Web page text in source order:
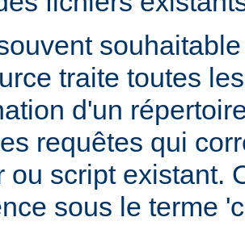
traite toutes
d'un
requêtes qui
ou script existant.
sous le terme